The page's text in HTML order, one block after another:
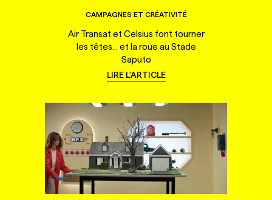
CAMPAGNES ET CRÉATIVITÉ
Air Transat et Celsius font tourner
les têtes... et la roue au Stade
Saputo
LIRE L'ARTICLE